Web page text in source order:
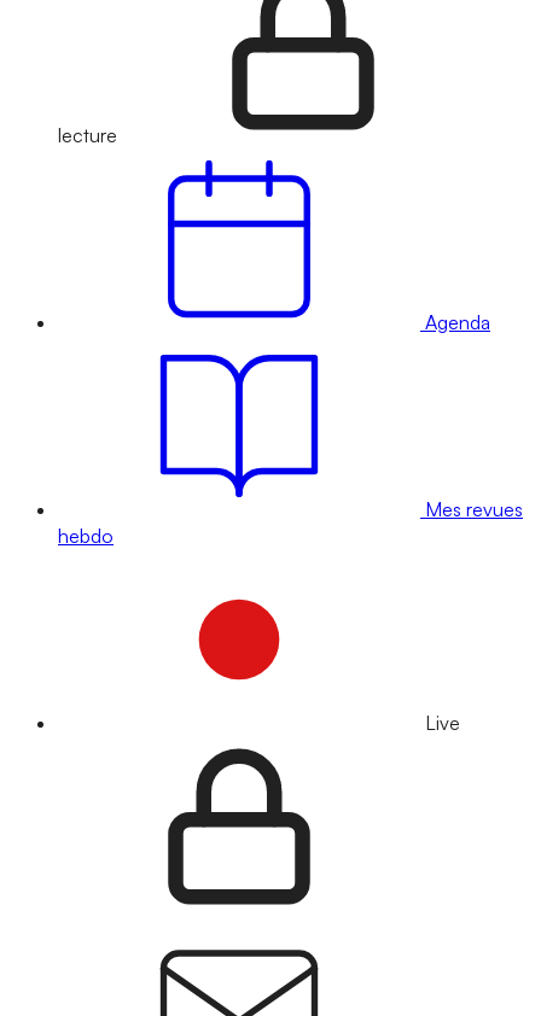
lecture
Agenda
Mes revues
hebdo
Live